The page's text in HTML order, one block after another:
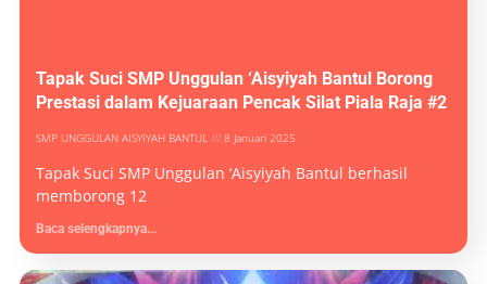
Tapak Suci SMP Unggulan ‘Aisyiyah Bantul Borong
Prestasi dalam Kejuaraan Pencak Silat Piala Raja #2
SMP UNGGULAN AISYIYAH BANTUL 8 Januari 2025
Tapak Suci SMP Unggulan ‘Aisyiyah Bantul berhasil
memborong 12
Baca selengkapnya...